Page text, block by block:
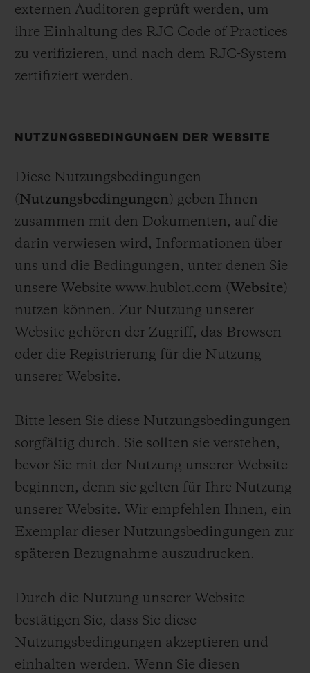
externen Auditoren geprüft werden, um
ihre Einhaltung des RJC Code of Practices
zu verifizieren, und nach dem RJC-System
zertifiziert werden.
NUTZUNGSBEDINGUNGEN DER WEBSITE
Diese Nutzungsbedingungen
(Nutzungsbedingungen) geben Ihnen
zusammen mit den Dokumenten, auf die
darin verwiesen wird, Informationen über
uns und die Bedingungen, unter denen Sie
unsere Website www.hublot.com ( Website)
nutzen können. Zur Nutzung unserer
Website gehören der Zugriff, das Browsen
oder die Registrierung für die Nutzung
unserer Website.
Bitte lesen Sie diese Nutzungsbedingungen
sorgfältig durch. Sie sollten sie verstehen,
bevor Sie mit der Nutzung unserer Website
beginnen, denn sie gelten für Ihre Nutzung
unserer Website. Wir empfehlen Ihnen, ein
Exemplar dieser Nutzungsbedingungen zur
späteren Bezugnahme auszudrucken.
Durch die Nutzung unserer Website
bestätigen Sie, dass Sie diese
Nutzungsbedingungen akzeptieren und
einhalten werden. Wenn Sie diesen